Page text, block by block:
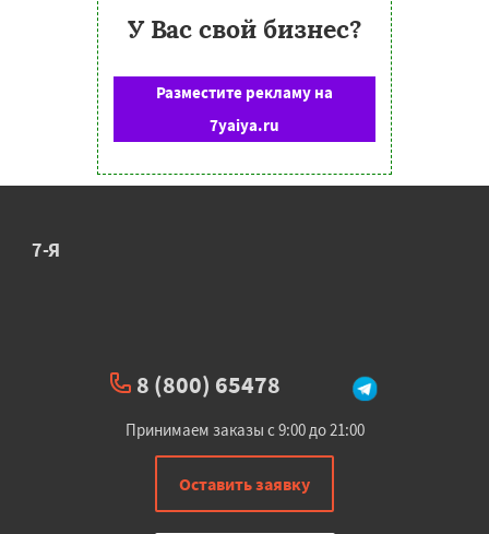
У Вас свой бизнес?
Разместите рекламу на
7yaiya.ru
7-Я
8 (800) 65478
Принимаем заказы с 9:00 до 21:00
Оставить заявку